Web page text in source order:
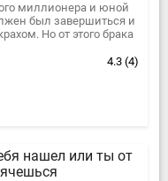
миллионера и юной
был завершиться и
Но от этого брака
и семейного...
4.3 (4)
нашел или ты от